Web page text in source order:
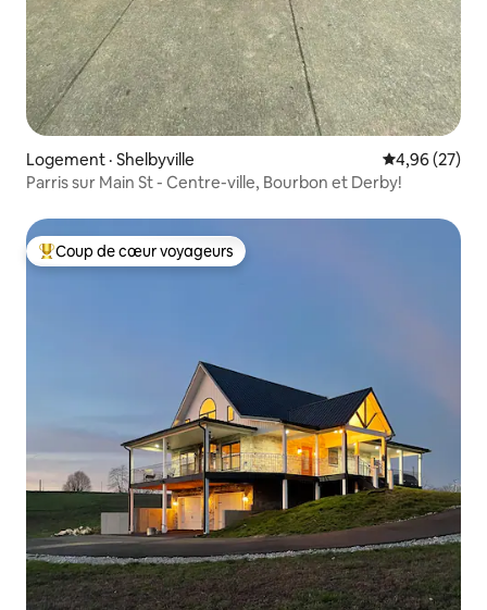
Logement · Shelbyville Note
4,96 (27)
Parris sur Main St - Centre-ville, Bourbon et Derby!
Coup de cœur voyageurs parmi les plus aimés
Coup de cœur voyageurs